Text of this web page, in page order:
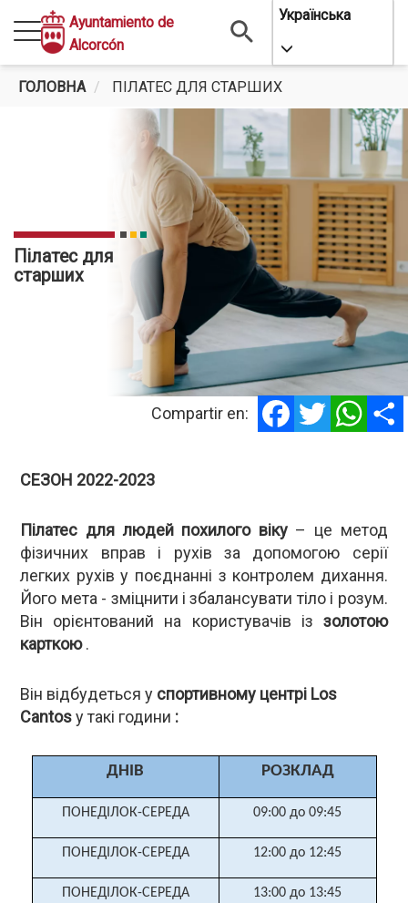
Перейти
до
основного
вмісту
Ayuntamiento de
Alcorcón
Українська
Toggle
ГОЛОВНА ПІЛАТЕС ДЛЯ СТАРШИХ
Пілатес для
старших
Compartir en:
Facebook
Twitter
СЕЗОН 2022-2023
Пілатес для людей похилого віку– це метод
фізичних вправ і рухів за допомогою серії
легких рухів у поєднанні з контролем дихання.
Його мета - зміцнити і збалансувати тіло і розум.
Він орієнтований на користувачів із золотою
карткою.
Він відбудеться у спортивному центрі Los
Cantosу такі години :
ДНІВ РОЗКЛАД
ПОНЕДІЛОК-СЕРЕДА 09:00 до 09:45
ПОНЕДІЛОК-СЕРЕДА 12:00 до 12:45
ПОНЕДІЛОК-СЕРЕДА 13:00 до 13:45